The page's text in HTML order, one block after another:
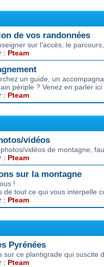
de vos randonnées
sur l’accès, le
: Pteam
un guide, un
périple ? Venez en parler ici
: Pteam
vidéos
vidéos de montagne,
: Pteam
sur la montagne
!
de tout ce qui vous interpelle
: Pteam
Pyrénées
sur ce plantigrade qui suscite
: Pteam